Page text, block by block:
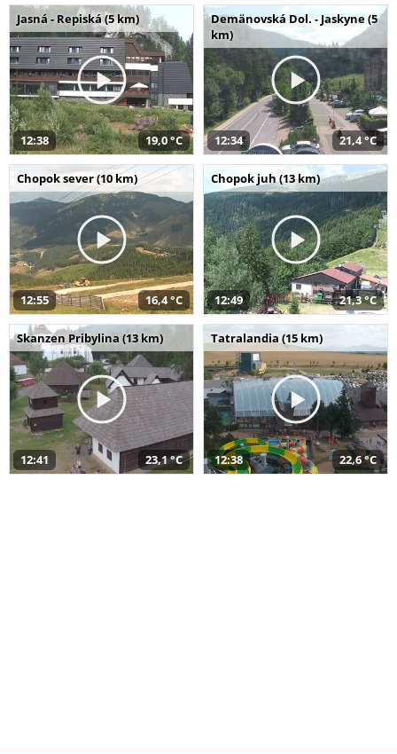
Jasná - Repiská (5 km)
12:38 19,0 °C
Demänovská Dol. - Jaskyne (5
km)
12:34 21,4 °C
Chopok sever (10 km)
12:55 16,4 °C
Chopok juh (13 km)
12:49 21,3 °C
Skanzen Pribylina (13 km)
12:41 23,1 °C
Tatralandia (15 km)
12:38 22,6 °C